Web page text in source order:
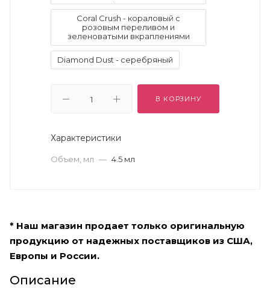
Coral Crush - кораловый с
розовым переливом и
зеленоватыми вкраплениями
Diamond Dust - серебряный
Enchantress - персиковый дуохром
Fairy Tail - стальной дуохром с
Gold Goddess - золото с
Kitten Karma - цвет шампанского с
серебристым и медным отливом
В КОРЗИНУ
Характеристики
Объем, мл — 4.5 мл
* Наш магазин продает только оригинальную
продукцию от надежных поставщиков из США,
Европы и России.
Описание